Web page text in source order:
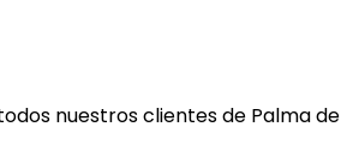
nuestros clientes de Palma de